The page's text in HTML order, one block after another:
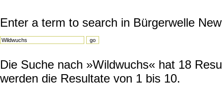
Enter a term to search in Bürgerwelle
Die Suche nach »Wildwuchs« hat 18
werden die Resultate von 1 bis 10.